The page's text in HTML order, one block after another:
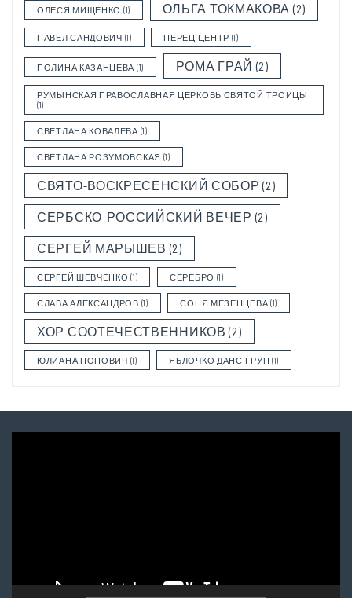
ОЛЕСЯ МИЩЕНКО (1) ОЛЬГА ТОКМАКОВА (2)
ПАВЕЛ САНДОВИЧ (1) ПЕРЕЦ ЦЕНТР (1)
ПОЛИНА КАЗАНЦЕВА (1) РОМА ГРАЙ (2)
РУМЫНСКАЯ ПРАВОСЛАВНАЯ ЦЕРКОВЬ СВЯТОЙ ТРОИЦЫ
(1)
СВЕТЛАНА КОВАЛЕВА (1)
СВЕТЛАНА РОЗУМОВСКАЯ (1)
СВЯТО-ВОСКРЕСЕНСКИЙ СОБОР (2)
СЕРБСКО-РОССИЙСКИЙ ВЕЧЕР (2)
СЕРГЕЙ МАРЫШЕВ (2)
СЕРГЕЙ ШЕВЧЕНКО (1) СЕРЕБРО (1)
СЛАВА АЛЕКСАНДРОВ (1) СОНЯ МЕЗЕНЦЕВА (1)
ХОР СООТЕЧЕСТВЕННИКОВ (2)
ЮЛИАНА ПОПОВИЧ (1) ЯБЛОЧКО ДАНС-ГРУП (1)